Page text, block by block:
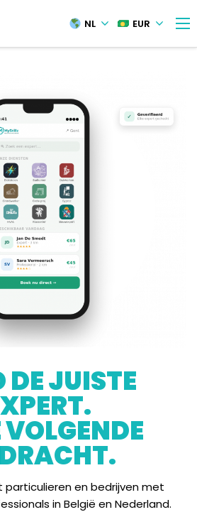
NL EUR
JUISTE
VOLGENDE
particulieren en bedrijven met
in België en Nederland.